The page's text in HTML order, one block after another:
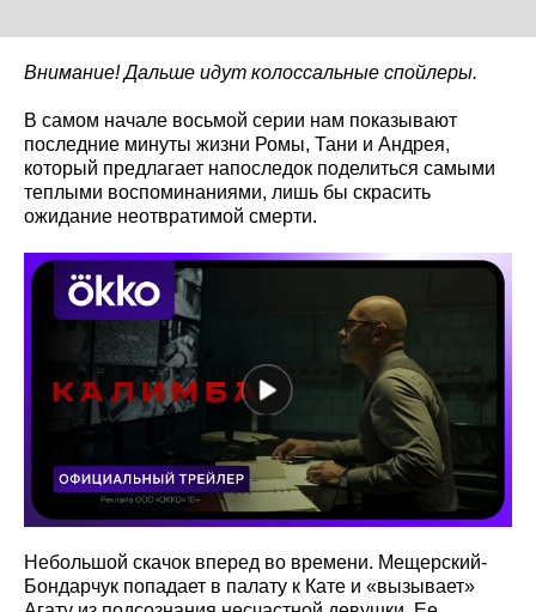
Внимание! Дальше идут колоссальные спойлеры.
В самом начале восьмой серии нам показывают
последние минуты жизни Ромы, Тани и Андрея,
который предлагает напоследок поделиться самыми
теплыми воспоминаниями, лишь бы скрасить
ожидание неотвратимой смерти.
Небольшой скачок вперед во времени. Мещерский-
Бондарчук попадает в палату к Кате и «вызывает»